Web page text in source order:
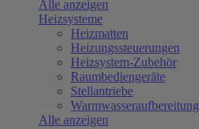
Alle anzeigen
Heizsysteme
Heizmatten
Heizungssteuerungen
Heizsystem-Zubehör
Raumbediengeräte
Stellantriebe
Warmwasseraufbereitung
Alle anzeigen